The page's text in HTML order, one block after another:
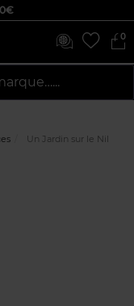
0
Un Jardin sur le Nil